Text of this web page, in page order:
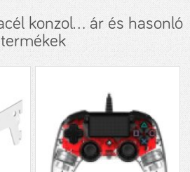
konzol... ár és hasonló
termékek